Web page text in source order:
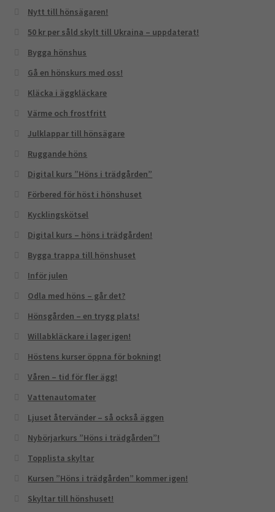
Nytt till hönsägaren!
50 kr per såld skylt till Ukraina – uppdaterat!
Bygga hönshus
Gå en hönskurs med oss!
Kläcka i äggkläckare
Värme och frostfritt
Julklappar till hönsägare
Ruggande höns
Digital kurs ”Höns i trädgården”
Förbered för höst i hönshuset
Kycklingskötsel
Digital kurs – höns i trädgården!
Bygga trappa till hönshuset
Inför julen
Odla med höns – går det?
Hönsgården – en trygg plats!
Willabkläckare i lager igen!
Höstens kurser öppna för bokning!
Våren – tid för fler ägg!
Vattenautomater
Ljuset återvänder – så också äggen
Nybörjarkurs ”Höns i trädgården”!
Topplista skyltar
Kursen ”Höns i trädgården” kommer igen!
Skyltar till hönshuset!